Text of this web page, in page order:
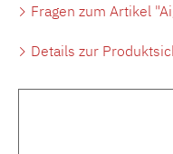
Fragen zum Artikel
Details zur